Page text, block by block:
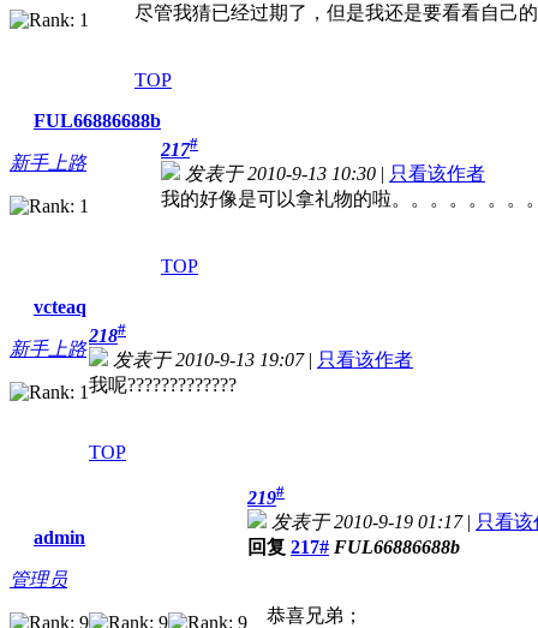
尽管我猜已经过期了，但是我还是要看看自己
TOP
FUL66886688b
新手上路
217#
发表于 2010-9-13 10:30 | 只看该作者
我的好像是可以拿礼物的啦。。。。。。。
TOP
vcteaq
新手上路
218#
发表于 2010-9-13 19:07| 只看该作者
我呢?????????????
TOP
admin
管理员
219#
发表于 2010-9-19 01:17| 只看该
回复 217# FUL66886688b
恭喜兄弟；